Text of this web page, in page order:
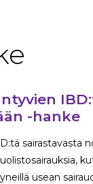
-hanke
sairastavasta
usean